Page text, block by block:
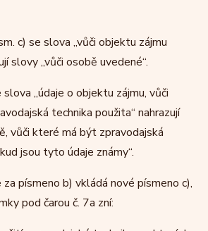
c) se slova „vůči objektu zájmu
slovy „vůči osobě uvedené“.
„údaje o objektu zájmu, vůči
technika použita“ nahrazují
vůči které má být zpravodajská
jsou tyto údaje známy“.
písmeno b) vkládá nové písmeno c),
pod čarou č. 7a zní: